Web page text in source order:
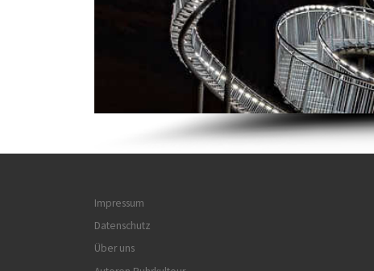
Impressum
Datenschutz
Über uns